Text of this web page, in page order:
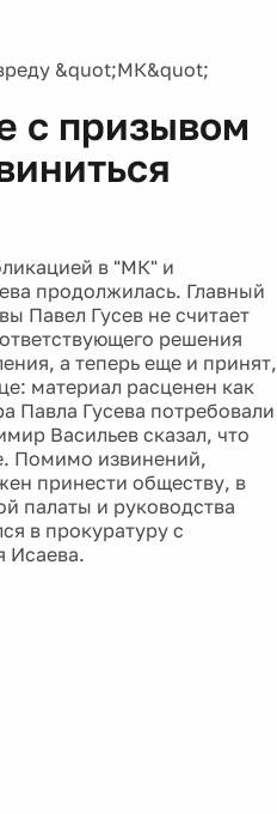
&quot;МК&quot;
с призывом
в "МК" и
продолжилась. Главный
Павел Гусев не считает
решения
а теперь еще и принят,
материал расценен как
Павла Гусева потребовали
Васильев сказал, что
Помимо извинений,
принести обществу, в
палаты и руководства
в прокуратуру с
Исаева.